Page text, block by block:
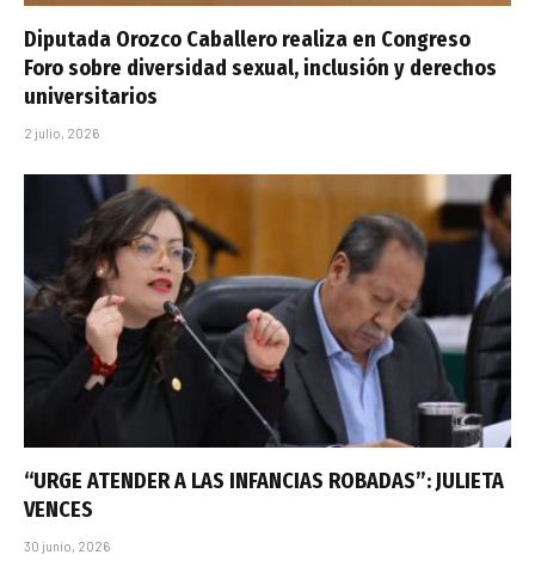
Diputada Orozco Caballero realiza en Congreso
Foro sobre diversidad sexual, inclusión y derechos
universitarios
2 julio, 2026
“URGE ATENDER A LAS INFANCIAS ROBADAS”: JULIETA
VENCES
30 junio, 2026